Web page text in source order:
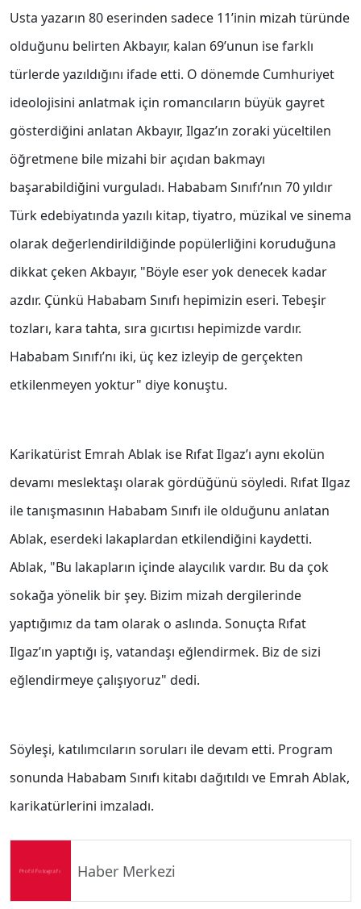
Usta yazarın 80 eserinden sadece 11’inin mizah türünde
olduğunu belirten Akbayır, kalan 69’unun ise farklı
türlerde yazıldığını ifade etti. O dönemde Cumhuriyet
ideolojisini anlatmak için romancıların büyük gayret
gösterdiğini anlatan Akbayır, Ilgaz’ın zoraki yüceltilen
öğretmene bile mizahi bir açıdan bakmayı
başarabildiğini vurguladı. Hababam Sınıfı’nın 70 yıldır
Türk edebiyatında yazılı kitap, tiyatro, müzikal ve sinema
olarak değerlendirildiğinde popülerliğini koruduğuna
dikkat çeken Akbayır, "Böyle eser yok denecek kadar
azdır. Çünkü Hababam Sınıfı hepimizin eseri. Tebeşir
tozları, kara tahta, sıra gıcırtısı hepimizde vardır.
Hababam Sınıfı’nı iki, üç kez izleyip de gerçekten
etkilenmeyen yoktur" diye konuştu.
Karikatürist Emrah Ablak ise Rıfat Ilgaz’ı aynı ekolün
devamı meslektaşı olarak gördüğünü söyledi. Rıfat Ilgaz
ile tanışmasının Hababam Sınıfı ile olduğunu anlatan
Ablak, eserdeki lakaplardan etkilendiğini kaydetti.
Ablak, "Bu lakapların içinde alaycılık vardır. Bu da çok
sokağa yönelik bir şey. Bizim mizah dergilerinde
yaptığımız da tam olarak o aslında. Sonuçta Rıfat
Ilgaz’ın yaptığı iş, vatandaşı eğlendirmek. Biz de sizi
eğlendirmeye çalışıyoruz" dedi.
Söyleşi, katılımcıların soruları ile devam etti. Program
sonunda Hababam Sınıfı kitabı dağıtıldı ve Emrah Ablak,
karikatürlerini imzaladı.
Haber Merkezi